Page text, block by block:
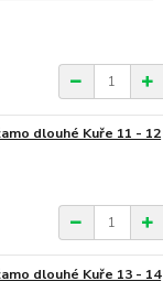
dlouhé Kuře 11 - 12
dlouhé Kuře 13 - 14